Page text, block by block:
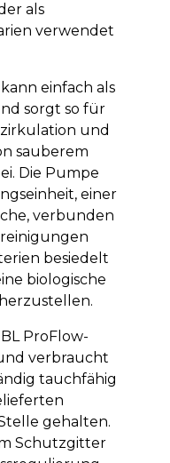
als
verwendet
einfach als
sorgt so für
und
sauberem
Die Pumpe
einer
verbunden
besiedelt
biologische
ProFlow-
verbraucht
tauchfähig
gehalten.
Schutzgitter